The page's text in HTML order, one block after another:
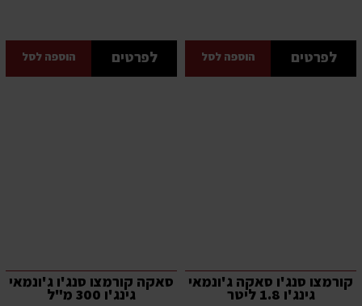
לפרטים הוספה לסל לפרטים הוספה לסל
קורמצו סנג'ו סאקה ג'ונמאי
גינג'ו 1.8 ליטר
סאקה קורמצו סנג'ו ג'ונמאי
גינג'ו 300 מ"ל